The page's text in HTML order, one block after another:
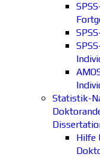
Statistik-
Hilfe